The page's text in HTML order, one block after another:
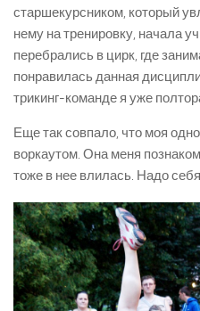
старшекурсником, который
нему на тренировку, начала
перебрались в цирк, где
понравилась данная
трикинг-команде я уже
Еще так совпало, что моя
воркаутом. Она меня
тоже в нее влилась. Надо